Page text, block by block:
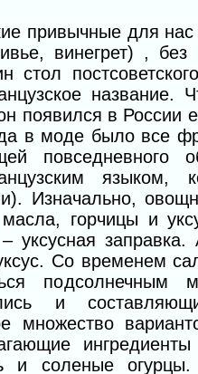
привычные для
винегрет) ,
стол
название.
появился в России
в моде было все
повседневного
языком,
Изначально,
масла, горчицы и
уксусная
Со временем
подсолнечным
и
множество
и соленые